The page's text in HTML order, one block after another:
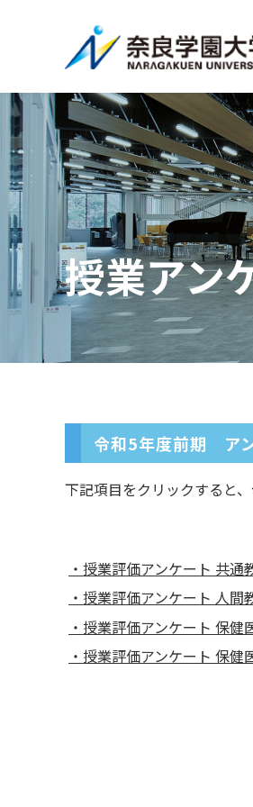
授業アン
令和5年度前期 ア
下記項目をクリックすると
授業評価アンケート 共通
授業評価アンケート 人間
授業評価アンケート 保健
授業評価アンケート 保健